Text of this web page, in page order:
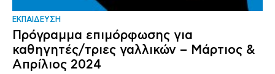
ΕΚΠΑΙΔΕΥΣΗ
Πρόγραμμα επιμόρφωσης για
καθηγητές/τριες γαλλικών – Μάρτιος &
Απρίλιος 2024